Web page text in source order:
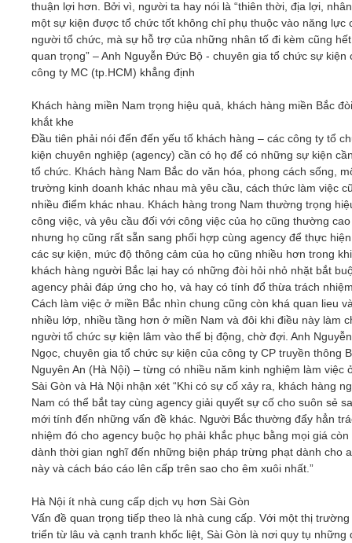
thuận lợi hơn. Bởi vì, người ta hay nói là “thiên thời, địa lợi,
một sự kiện được tổ chức tốt không chỉ phụ thuộc vào năng lực
người tổ chức, mà sự hỗ trợ của những nhân tố đi kèm cũng
quan trọng” – Anh Nguyễn Đức Bộ - chuyên gia tổ chức sự kiện
công ty MC (tp.HCM) khẳng định
Khách hàng miền Nam trọng hiệu quả, khách hàng miền Bắc
khắt khe
Đầu tiên phải nói đến đến yếu tố khách hàng – các công ty tổ
kiện chuyên nghiệp (agency) cần có họ để có những sự kiện
tổ chức. Khách hàng Nam Bắc do văn hóa, phong cách sống,
trường kinh doanh khác nhau mà yêu cầu, cách thức làm việc
nhiều điểm khác nhau. Khách hàng trong Nam thường trọng
công việc, và yêu cầu đối với công việc của họ cũng thường
nhưng họ cũng rất sẵn sang phối hợp cùng agency để thực
các sự kiện, mức độ thông cảm của họ cũng nhiều hơn trong khi
khách hàng người Bắc lại hay có những đòi hỏi nhỏ nhặt bắt
agency phải đáp ứng cho họ, và hay có tính đổ thừa trách
Cách làm việc ở miền Bắc nhìn chung cũng còn khá quan lieu
nhiều lớp, nhiều tầng hơn ở miền Nam và đôi khi điều này làm
người tổ chức sự kiện lâm vào thế bị động, chờ đợi. Anh
Ngọc, chuyên gia tổ chức sự kiện của công ty CP truyền thông
Nguyên An (Hà Nội) – từng có nhiều năm kinh nghiệm làm việc
Sài Gòn và Hà Nội nhận xét “Khi có sự cố xảy ra, khách hàng
Nam có thể bắt tay cùng agency giải quyết sự cố cho suôn sẻ
mới tính đến những vấn đề khác. Người Bắc thường đẩy hẳn
nhiệm đó cho agency buộc họ phải khắc phục bằng mọi giá
dành thời gian nghĩ đến những biện pháp trừng phạt dành cho
này và cách báo cáo lên cấp trên sao cho êm xuôi nhất.”
Hà Nội ít nhà cung cấp dịch vụ hơn Sài Gòn
Vấn đề quan trọng tiếp theo là nhà cung cấp. Với một thị trường
triển từ lâu và cạnh tranh khốc liệt, Sài Gòn là nơi quy tụ những